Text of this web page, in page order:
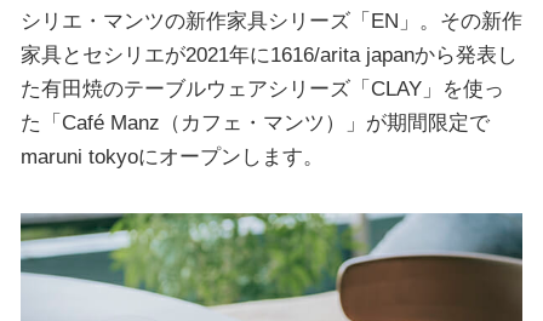
シリエ・マンツの新作家具シリーズ「EN」。その新作
家具とセシリエが2021年に1616/arita japanから発表し
た有田焼のテーブルウェアシリーズ「CLAY」を使っ
た「Café Manz（カフェ・マンツ）」が期間限定で
maruni tokyoにオープンします。